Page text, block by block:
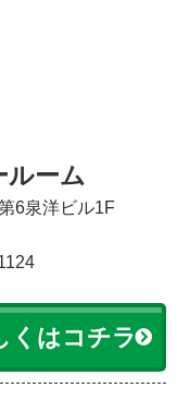
ルーム
6泉洋ビル1F
くはコチラ